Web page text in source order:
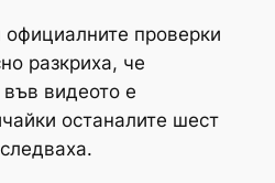
проверки
разкриха, че
видеото е
останалите шест